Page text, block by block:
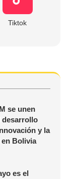
Tiktok
se unen
desarrollo
y la
Bolivia
es el